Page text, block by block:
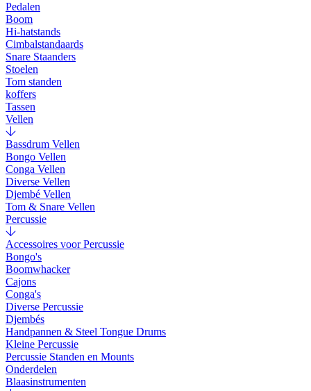
Pedalen
Boom
Hi-hatstands
Cimbalstandaards
Snare Staanders
Stoelen
Tom standen
koffers
Tassen
Vellen
Bassdrum Vellen
Bongo Vellen
Conga Vellen
Diverse Vellen
Djembé Vellen
Tom & Snare Vellen
Percussie
Accessoires voor Percussie
Bongo's
Boomwhacker
Cajons
Conga's
Diverse Percussie
Djembés
Handpannen & Steel Tongue Drums
Kleine Percussie
Percussie Standen en Mounts
Onderdelen
Blaasinstrumenten